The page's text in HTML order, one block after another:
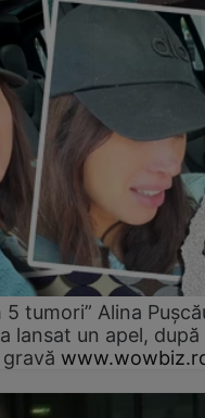
tumori” Alina
lansat un apel, după